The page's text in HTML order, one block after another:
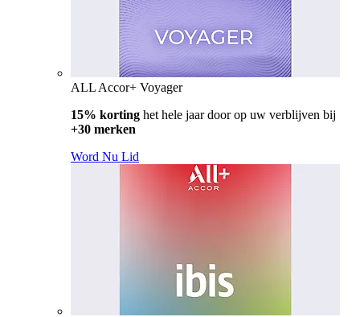
ALL Accor+ Voyager
15% korting het hele jaar door op uw verblijven bij
+30 merken
Word Nu Lid